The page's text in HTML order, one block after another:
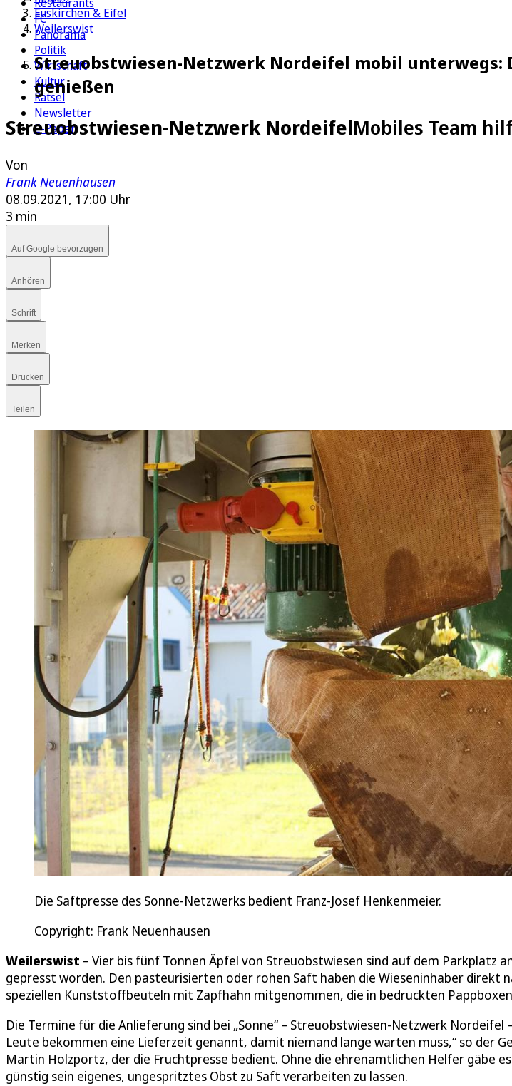
Restaurants
FC
Panorama
Politik
Wirtschaft
Kultur
Rätsel
Newsletter
E-Paper
Euskirchen & Eifel
Weilerswist
Streuobstwiesen-Netzwerk Nordeifel mobil unterwegs:
genießen
Streuobstwiesen-Netzwerk NordeifelMobiles Team
Von
Frank Neuenhausen
08.09.2021, 17:00 Uhr
3 min
Auf Google bevorzugen
Anhören
Schrift
Merken
Drucken
Teilen
Die Saftpresse des Sonne-Netzwerks bedient Franz-Josef Henkenmeier.
Copyright: Frank Neuenhausen
Weilerswist – Vier bis fünf Tonnen Äpfel von Streuobstwiesen sind auf dem Parkplatz
gepresst worden. Den pasteurisierten oder rohen Saft haben die Wieseninhaber direkt
speziellen Kunststoffbeuteln mit Zapfhahn mitgenommen, die in bedruckten
Die Termine für die Anlieferung sind bei „Sonne“ – Streuobstwiesen-Netzwerk Nordeifel
Leute bekommen eine Lieferzeit genannt, damit niemand lange warten muss,“ so der
Martin Holzportz, der die Fruchtpresse bedient. Ohne die ehrenamtlichen Helfer gäbe
günstig sein eigenes, ungespritztes Obst zu Saft verarbeiten zu lassen.